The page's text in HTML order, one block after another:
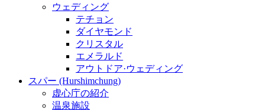
ウェディング
テチョン
ダイヤモンド
クリスタル
エメラルド
アウトドア·ウェディング
スパー (Hurshimchung)
虚心庁の紹介
温泉施設